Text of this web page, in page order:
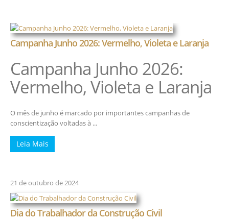
Campanha Junho 2026: Vermelho, Violeta e Laranja
Campanha Junho 2026:
Vermelho, Violeta e Laranja
O mês de junho é marcado por importantes campanhas de
conscientização voltadas à ...
Leia Mais
21 de outubro de 2024
Dia do Trabalhador da Construção Civil